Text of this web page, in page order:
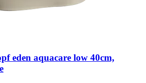
eden aquacare low 40cm,